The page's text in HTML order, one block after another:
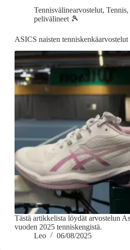
Tennisvälinearvostelut, Tennis,
pelivälineet 🎾
ASICS naisten
Tästä artikkelista löydät arvostelun
vuoden 2025 tenniskengistä.
Leo
06/08/2025